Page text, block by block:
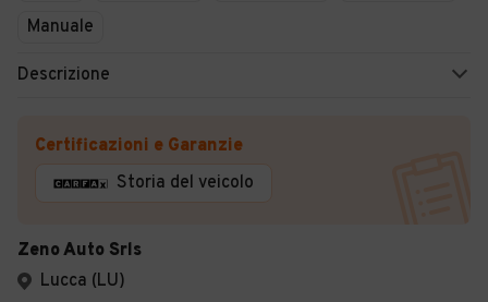
Manuale
Descrizione
Certificazioni e Garanzie
Storia del veicolo
Zeno Auto Srls
Lucca (LU)